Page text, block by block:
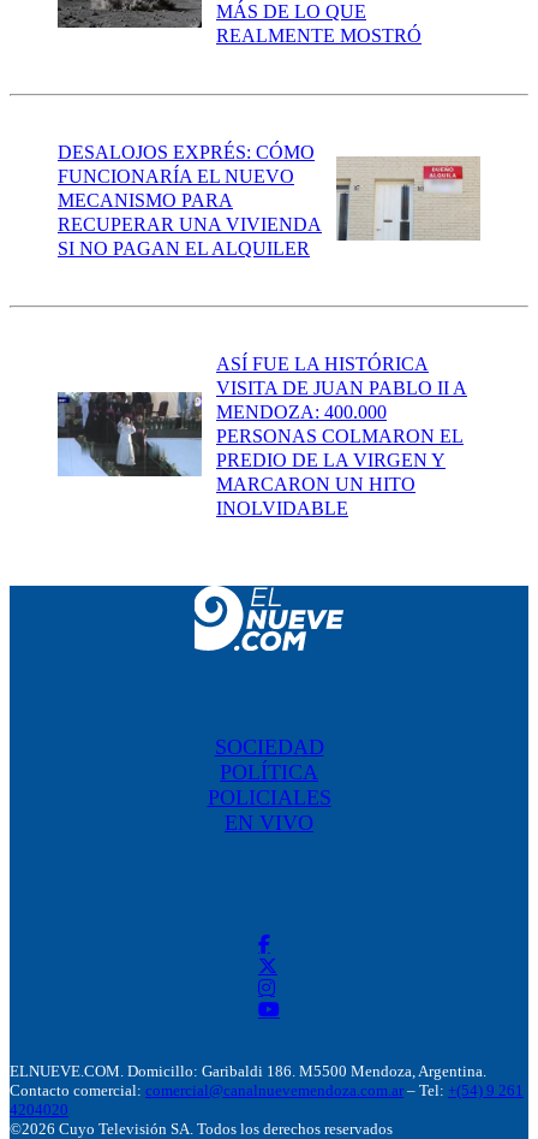
MÁS DE LO QUE
REALMENTE MOSTRÓ
DESALOJOS EXPRÉS: CÓMO
FUNCIONARÍA EL NUEVO
MECANISMO PARA
RECUPERAR UNA VIVIENDA
SI NO PAGAN EL ALQUILER
ASÍ FUE LA HISTÓRICA
VISITA DE JUAN PABLO II A
MENDOZA: 400.000
PERSONAS COLMARON EL
PREDIO DE LA VIRGEN Y
MARCARON UN HITO
INOLVIDABLE
SOCIEDAD
POLÍTICA
POLICIALES
EN VIVO
ELNUEVE.COM. Domicillo: Garibaldi 186. M5500 Mendoza, Argentina.
Contacto comercial: comercial@canalnuevemendoza.com.ar – Tel: +(54) 9 261
4204020
©2026 Cuyo Televisión SA. Todos los derechos reservados